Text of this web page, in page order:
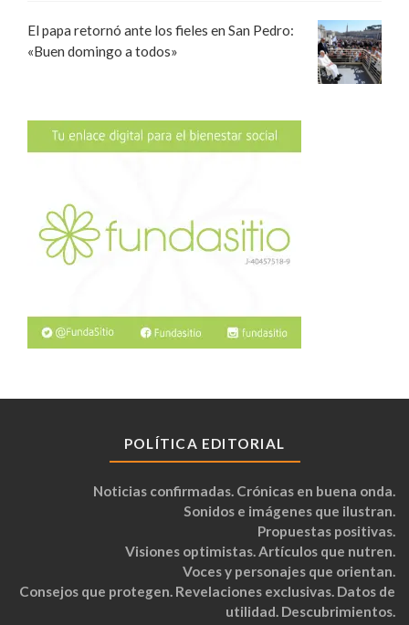
El papa retornó ante los fieles en San Pedro:
«Buen domingo a todos»
POLÍTICA EDITORIAL
Noticias confirmadas. Crónicas en buena onda.
Sonidos e imágenes que ilustran.
Propuestas positivas.
Visiones optimistas. Artículos que nutren.
Voces y personajes que orientan.
Consejos que protegen. Revelaciones exclusivas. Datos de
utilidad. Descubrimientos.